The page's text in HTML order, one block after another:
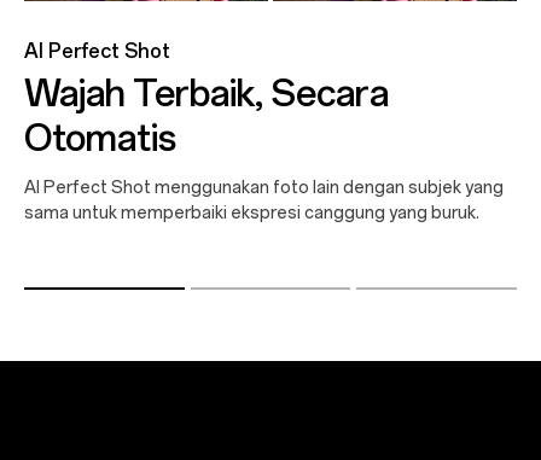
AI Perfect Shot
Wajah Terbaik, Secara
Otomatis
AI Perfect Shot menggunakan foto lain dengan subjek yang
sama untuk memperbaiki ekspresi canggung yang buruk.